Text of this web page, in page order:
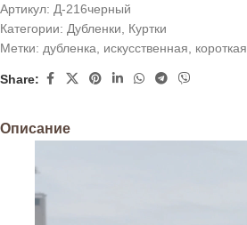
Артикул: Д-216черный
Категории: Дубленки, Куртки
Метки: дубленка, искусственная, короткая
Share:
Описание